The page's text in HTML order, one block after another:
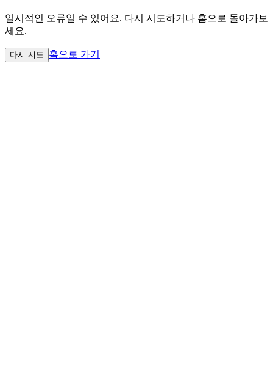
일시적인 오류일 수 있어요. 다시 시도하거나 홈으로 돌아가보
세요.
다시 시도 홈으로 가기